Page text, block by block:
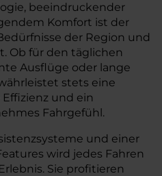
beeindruckender
Komfort ist der
der Region und
Ob für den täglichen
Ausflüge oder lange
stets eine
und ein
Fahrgefühl.
und einer
wird jedes Fahren
Sie profitieren